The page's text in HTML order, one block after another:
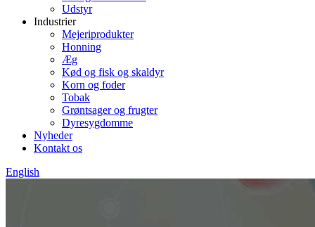
Udstyr
Industrier
Mejeriprodukter
Honning
Æg
Kød og fisk og skaldyr
Korn og foder
Tobak
Grøntsager og frugter
Dyresygdomme
Nyheder
Kontakt os
English